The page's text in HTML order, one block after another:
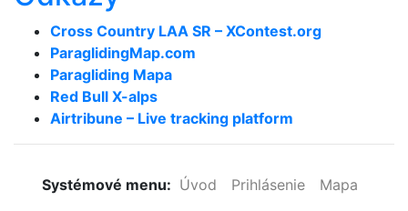
Cross Country LAA SR – XContest.org
ParaglidingMap­.com
Paragliding Mapa
Red Bull X-alps
Airtribune – Live tracking platform
Systémové menu: Úvod Prihlásenie
Mapa